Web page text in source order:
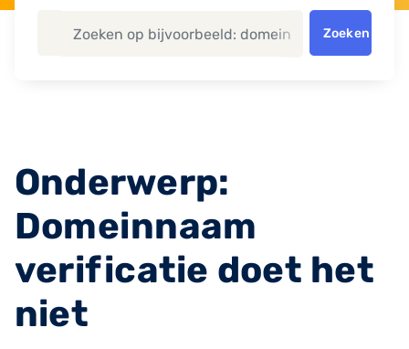
Zoeken
Onderwerp:
Domeinnaam
verificatie doet het
niet